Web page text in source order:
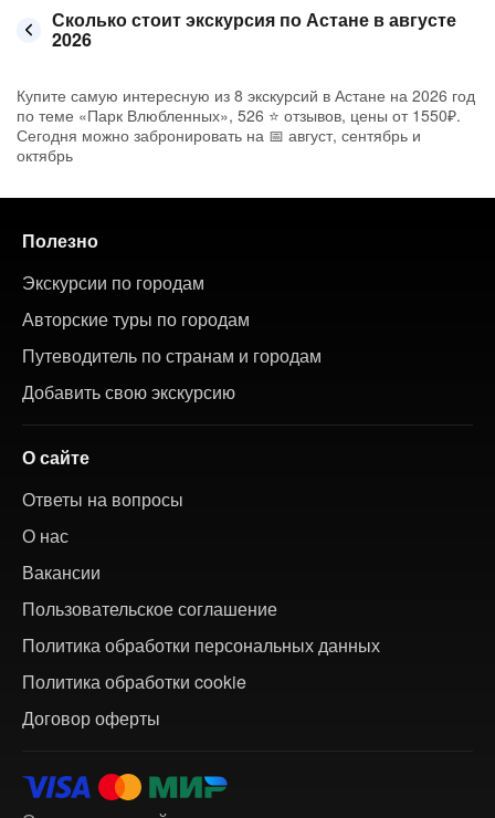
Сколько стоит экскурсия по Астане в августе
2026
Купите самую интересную из 8 экскурсий в Астане на 2026 год
по теме «Парк Влюбленных», 526 ⭐ отзывов, цены от 1550₽.
Сегодня можно забронировать на 📅 август, сентябрь и
октябрь
Полезно
Экскурсии по городам
Авторские туры по городам
Путеводитель по странам и городам
Добавить свою экскурсию
О сайте
Ответы на вопросы
О нас
Вакансии
Пользовательское соглашение
Политика обработки персональных данных
Политика обработки cookie
Договор оферты